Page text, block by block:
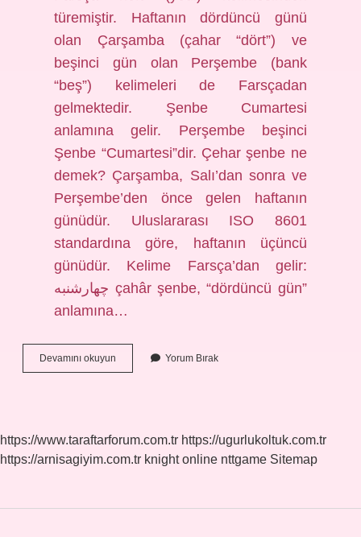
türemiştir. Haftanın dördüncü günü
olan Çarşamba (çahar “dört”) ve
beşinci gün olan Perşembe (bank
“beş”) kelimeleri de Farsçadan
gelmektedir. Şenbe Cumartesi
anlamına gelir. Perşembe beşinci
Şenbe “Cumartesi”dir. Çehar şenbe ne
demek? Çarşamba, Salı’dan sonra ve
Perşembe’den önce gelen haftanın
günüdür. Uluslararası ISO 8601
standardına göre, haftanın üçüncü
günüdür. Kelime Farsça’dan gelir:
چهارشنبه çahâr şenbe, “dördüncü gün”
anlamına…
Devamını okuyun
Ne
Yorum Bırak
https://www.taraftarforum.com.tr https://ugurlukoltuk.com.tr
https://arnisagiyim.com.tr knight online nttgame Sitemap